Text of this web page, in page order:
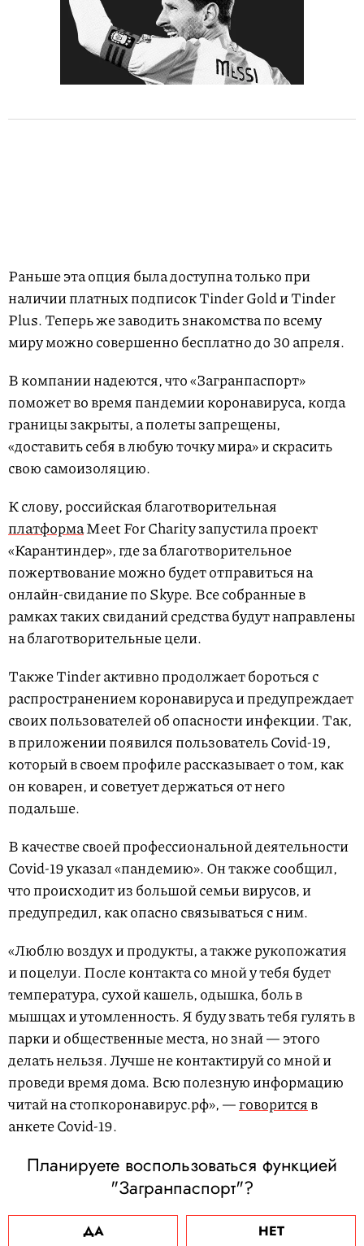
Раньше эта опция была доступна только при
наличии платных подписок Tinder Gold и Tinder
Plus. Теперь же заводить знакомства по всему
миру можно совершенно бесплатно до 30 апреля.
В компании надеются, что «Загранпаспорт»
поможет во время пандемии коронавируса, когда
границы закрыты, а полеты запрещены,
«доставить себя в любую точку мира» и скрасить
свою самоизоляцию.
К слову, российская благотворительная
платформаMeet For Charity запустила проект
«Карантиндер», где за благотворительное
пожертвование можно будет отправиться на
онлайн-свидание по Skype. Все собранные в
рамках таких свиданий средства будут направлены
на благотворительные цели.
Также Tinder активно продолжает бороться с
распространением коронавируса и предупреждает
своих пользователей об опасности инфекции. Так,
в приложении появился пользователь Covid-19,
который в своем профиле рассказывает о том, как
он коварен, и советует держаться от него
подальше.
В качестве своей профессиональной деятельности
Covid-19 указал «пандемию». Он также сообщил,
что происходит из большой семьи вирусов, и
предупредил, как опасно связываться с ним.
«Люблю воздух и продукты, а также рукопожатия
и поцелуи. После контакта со мной у тебя будет
температура, сухой кашель, одышка, боль в
мышцах и утомленность. Я буду звать тебя гулять в
парки и общественные места, но знай — этого
делать нельзя. Лучше не контактируй со мной и
проведи время дома. Всю полезную информацию
читай на стопкоронавирус.рф», —говоритсяв
анкете Covid-19.
Планируете воспользоваться функцией
"Загранпаспорт"?
ДА НЕТ